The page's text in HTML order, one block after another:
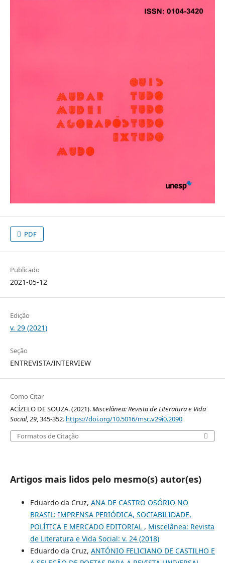
PDF
Publicado
2021-05-12
Edição
v. 29 (2021)
Seção
ENTREVISTA/INTERVIEW
Como Citar
ACÍZELO DE SOUZA. (2021).Miscelânea: Revista de Literatura e Vida
Social,29, 345-352. https://doi.org/10.5016/msc.v29i0.2090
Formatos de Citação
Artigos mais lidos pelo mesmo(s) autor(es)
Eduardo da Cruz, ANA DE CASTRO OSÓRIO NO
BRASIL: IMPRENSA PERIÓDICA, SOCIABILIDADE,
POLÍTICA E MERCADO EDITORIAL , Miscelânea: Revista
de Literatura e Vida Social: v. 24 (2018)
Eduardo da Cruz, ANTÓNIO FELICIANO DE CASTILHO E